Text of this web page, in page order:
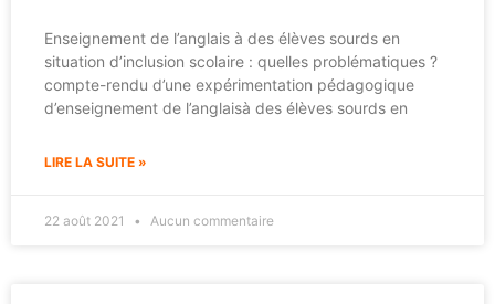
Enseignement de l’anglais à des élèves sourds en
situation d’inclusion scolaire : quelles problématiques ?
compte-rendu d’une expérimentation pédagogique
d’enseignement de l’anglaisà des élèves sourds en
LIRE LA SUITE »
22 août 2021 Aucun commentaire